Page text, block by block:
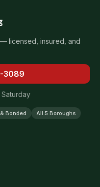
licensed, insured, and
3089
Saturday
Bonded
All 5 Boroughs